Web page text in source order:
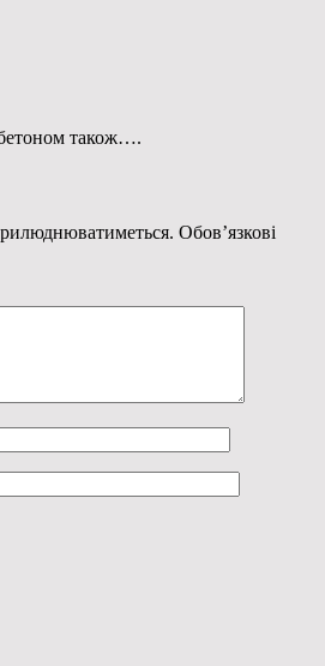
бетоном також….
Обов’язкові